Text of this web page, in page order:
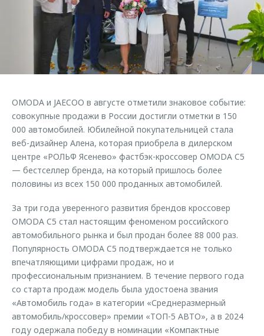
Кредитный калькулятор
Корпоративным клиентам
Корпоративные продажи
OMODA Лизинг
Калькулятор трейд-ин
Дополнительная техническая поддержка
Руководства по эксплуатации
Клиентская поддержка
Клуб OMODA
Аксессуары
Одежда и сувениры
Оригинальные аксессуары
Запчасти
Задать вопрос
Ключевые клиенты OMODA
Онлайн-сервисы
Клуб владельцев OMODA
Новости
Правовая информация
Обратная связь
OMODA и JAECOO в августе отметили знаковое событие:
совокупные продажи в России достигли отметки в 150
000 автомобилей. Юбилейной покупательницей стала
веб-дизайнер Алена, которая приобрела в дилерском
центре «РОЛЬФ Ясенево» фастбэк-кроссовер OMODA C5
— бестселлер бренда, на который пришлось более
половины из всех 150 000 проданных автомобилей.
За три года уверенного развития брендов кроссовер
OMODA C5 стал настоящим феноменом российского
автомобильного рынка и был продан более 88 000 раз.
Популярность OMODA C5 подтверждается не только
впечатляющими цифрами продаж, но и
профессиональным признанием. В течение первого года
со старта продаж модель была удостоена звания
«Автомобиль года» в категории «Среднеразмерный
автомобиль/кроссовер» премии «ТОП-5 АВТО», а в 2024
году одержала победу в номинации «Компактные